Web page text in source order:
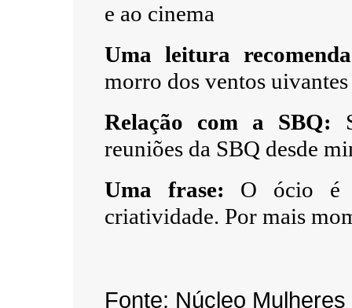
e ao cinema
Uma leitura
morro dos ventos
Relação com a SBQ:
reuniões da SBQ desde
Uma frase: O ócio é
criatividade. Por mais
Fonte: Núcleo Mulheres